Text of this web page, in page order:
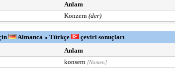
Anlam
Konzern (der)
Almanca » Türkçe
çeviri sonuçları
Anlam
konsern [Nomen]